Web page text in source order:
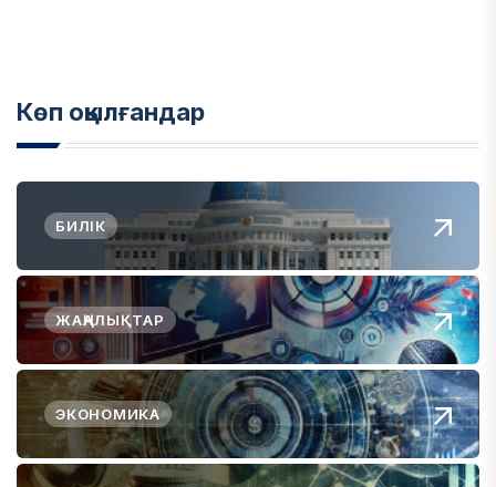
Көп оқылғандар
БИЛІК
ЖАҢАЛЫҚТАР
ЭКОНОМИКА